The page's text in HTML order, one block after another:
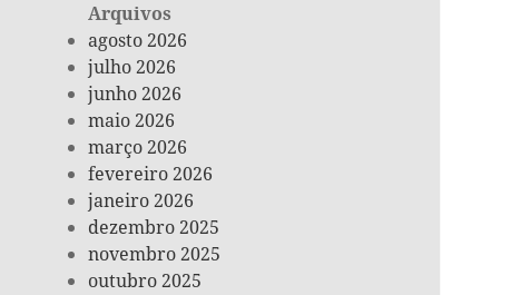
Arquivos
agosto 2026
julho 2026
junho 2026
maio 2026
março 2026
fevereiro 2026
janeiro 2026
dezembro 2025
novembro 2025
outubro 2025